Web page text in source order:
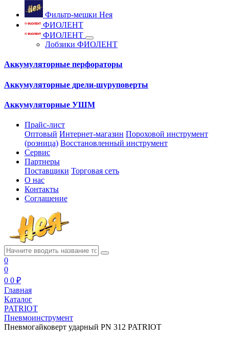
Фильтр-мешки Нея
ФИОЛЕНТ
ФИОЛЕНТ
Лобзики ФИОЛЕНТ
Аккумуляторные перфораторы
Аккумуляторные дрели-шуруповерты
Аккумуляторные УШМ
Прайс-лист
Оптовый Интернет-магазин Пороховой инструмент
(розница) Восстановленный инструмент
Сервис
Партнеры
Поставщики Торговая сеть
О нас
Контакты
Соглашение
0
0
0 0 ₽
Главная
Каталог
PATRIOT
Пневмоинструмент
Пневмогайковерт ударный PN 312 PATRIOT